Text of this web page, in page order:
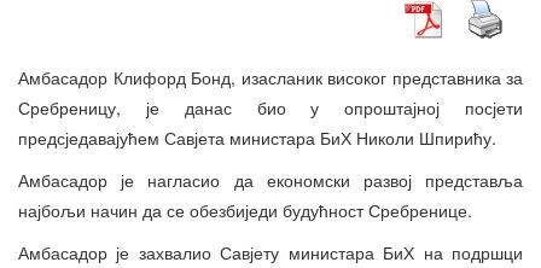
Амбасадор Клифорд Бонд, изасланик високог представника за
Сребреницу, је данас био у опроштајној посјети
предсједавајућем Савјета министара БиХ Николи Шпирићу.
Амбасадор је нагласио да економски развој представља
најбољи начин да се обезбиједи будућност Сребренице.
Амбасадор је захвалио Савјету министара БиХ на подршци